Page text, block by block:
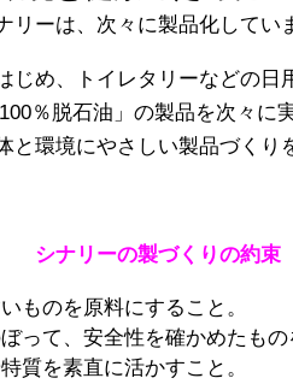
リーは、次々に製品化してい
じめ、トイレタリーなどの日
100％脱石油」の製品を次々に実
と環境にやさしい製品づくり
シナリーの製づくりの約束
ものを原料にすること。
って、安全性を確かめたもの
質を素直に活かすこと。